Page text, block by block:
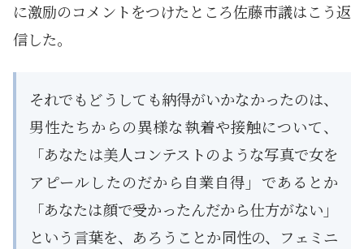
に激励のコメントをつけたところ佐藤市議はこう返
信した。
それでもどうしても納得がいかなかったのは、
男性たちからの異様な執着や接触について、
「あなたは美人コンテストのような写真で女を
アピールしたのだから自業自得」であるとか
「あなたは顔で受かったんだから仕方がない」
という言葉を、あろうことか同性の、フェミニ